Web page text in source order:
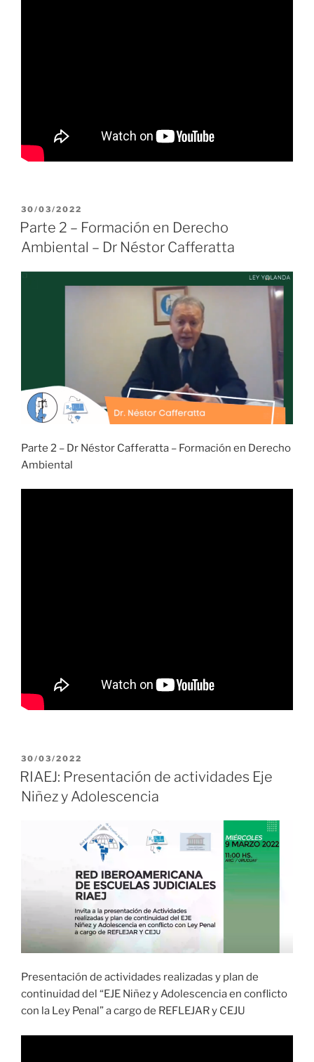
PUBLICADO
EL
30/03/2022
Parte 2 – Formación en Derecho
Ambiental – Dr Néstor Cafferatta
Parte 2 – Dr Néstor Cafferatta – Formación en Derecho
Ambiental
PUBLICADO
EL
30/03/2022
RIAEJ: Presentación de actividades Eje
Niñez y Adolescencia
Presentación de actividades realizadas y plan de
continuidad del “EJE Niñez y Adolescencia en conflicto
con la Ley Penal” a cargo de REFLEJAR y CEJU